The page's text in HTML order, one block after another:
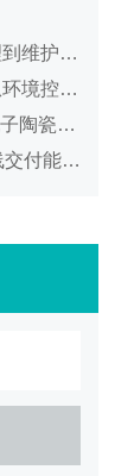
面解析
解决方案
动化？
管理优势